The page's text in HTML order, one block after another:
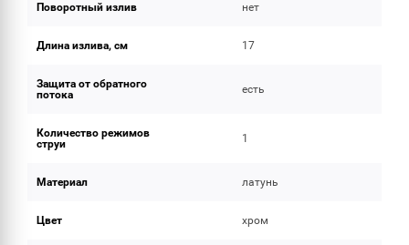
Поворотный излив нет
Длина излива, см 17
Защита от обратного
потока
есть
Количество режимов
струи
1
Материал латунь
Цвет хром